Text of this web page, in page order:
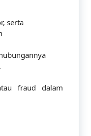
serta
fraud dalam